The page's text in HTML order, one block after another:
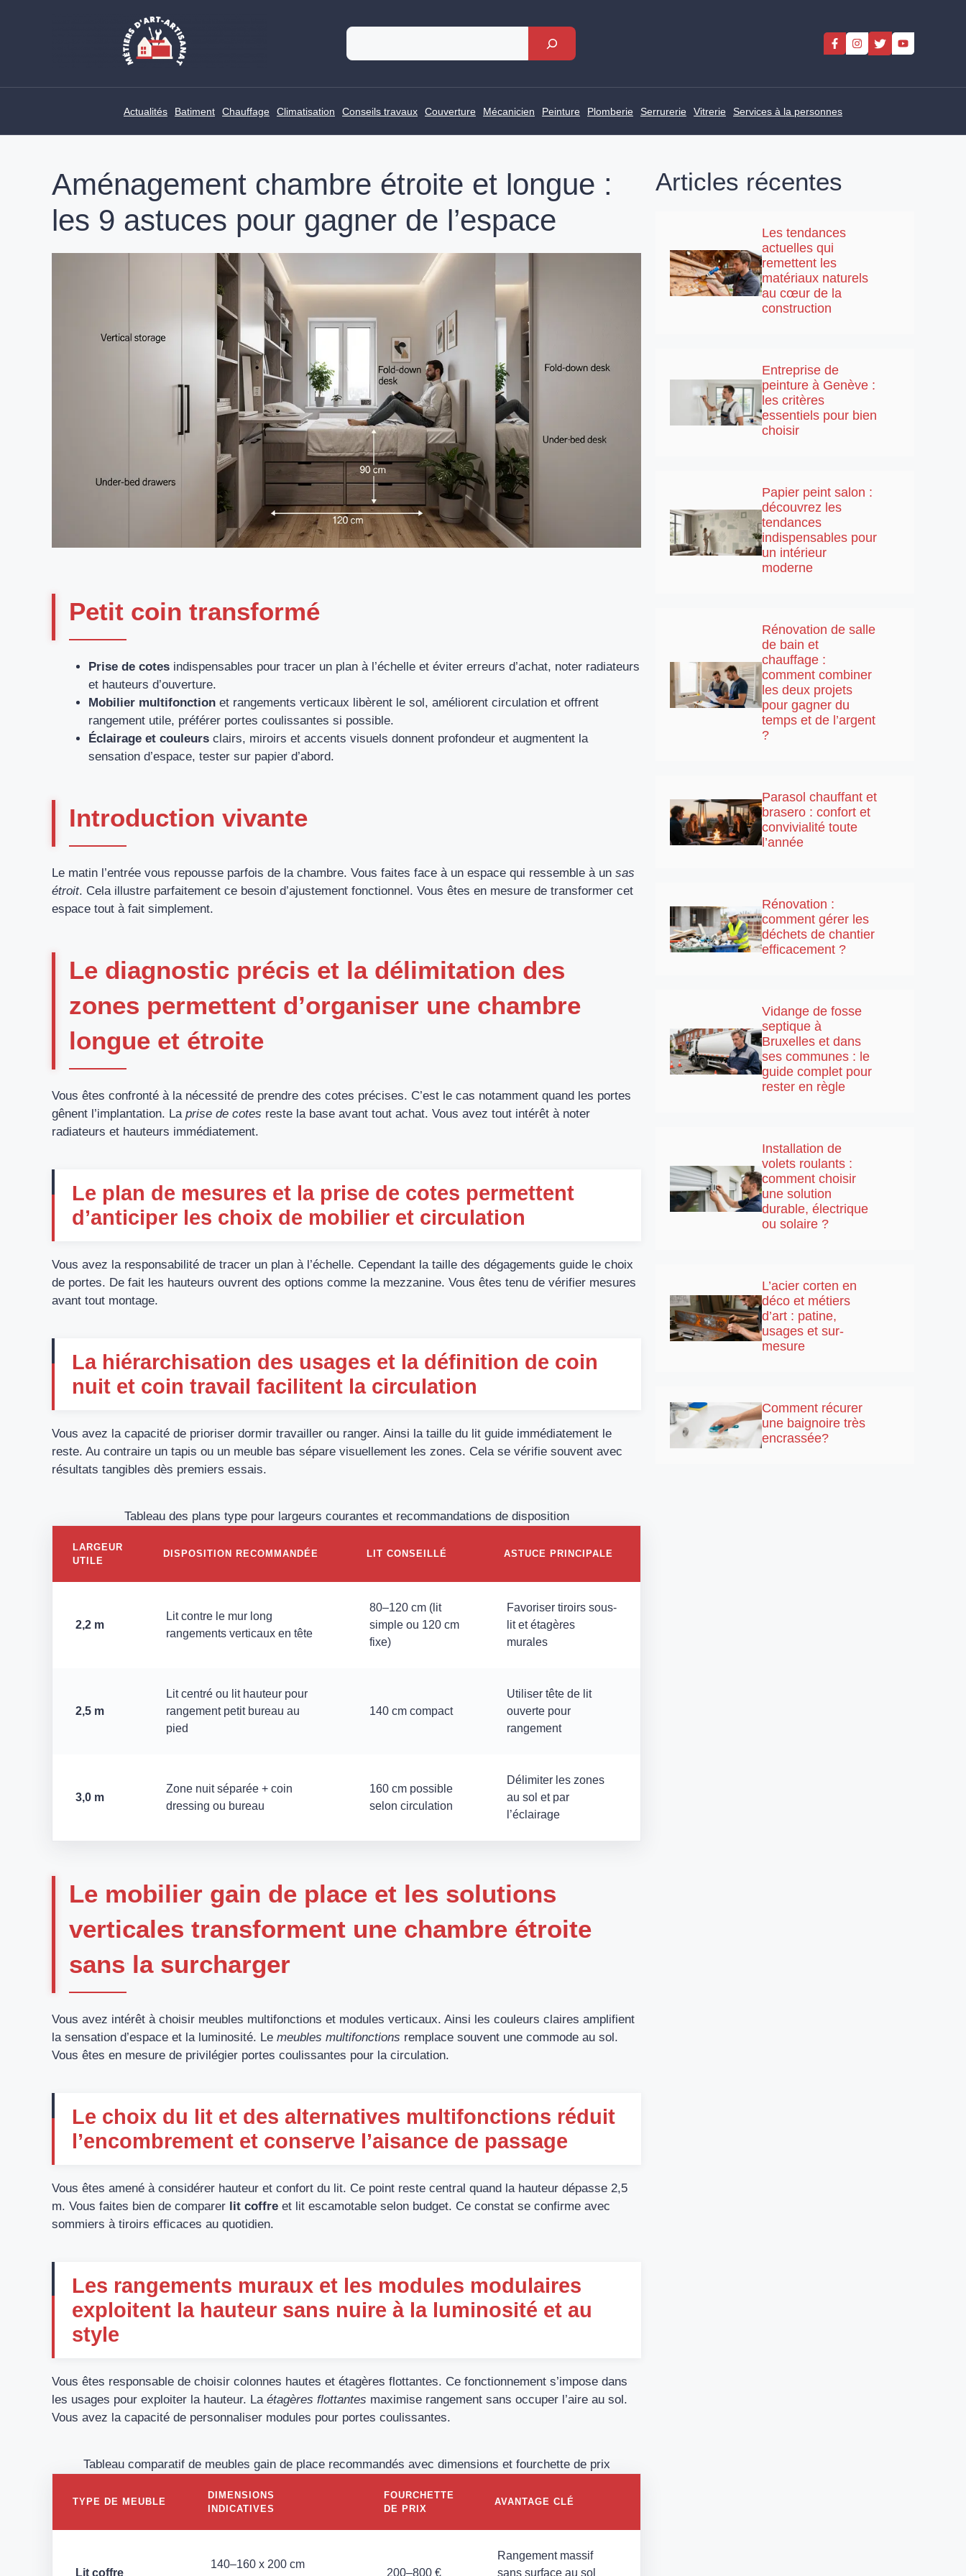
Rechercher
Actualités Batiment Chauffage Climatisation Conseils travaux Couverture Mécanicien Peinture Plomberie Serrurerie Vitrerie Services à la personnes
Aménagement chambre étroite et longue :
les 9 astuces pour gagner de l’espace
Petit coin transformé
Prise de cotes indispensables pour tracer un plan à l’échelle et éviter erreurs d’achat, noter radiateurs
et hauteurs d’ouverture.
Mobilier multifonction et rangements verticaux libèrent le sol, améliorent circulation et offrent
rangement utile, préférer portes coulissantes si possible.
Éclairage et couleurs clairs, miroirs et accents visuels donnent profondeur et augmentent la
sensation d’espace, tester sur papier d’abord.
Introduction vivante
Le matin l’entrée vous repousse parfois de la chambre. Vous faites face à un espace qui ressemble à un sas
étroit. Cela illustre parfaitement ce besoin d’ajustement fonctionnel. Vous êtes en mesure de transformer cet
espace tout à fait simplement.
Le diagnostic précis et la délimitation des
zones permettent d’organiser une chambre
longue et étroite
Vous êtes confronté à la nécessité de prendre des cotes précises. C’est le cas notamment quand les portes
gênent l’implantation. La prise de cotes reste la base avant tout achat. Vous avez tout intérêt à noter
radiateurs et hauteurs immédiatement.
Le plan de mesures et la prise de cotes permettent
d’anticiper les choix de mobilier et circulation
Vous avez la responsabilité de tracer un plan à l’échelle. Cependant la taille des dégagements guide le choix
de portes. De fait les hauteurs ouvrent des options comme la mezzanine. Vous êtes tenu de vérifier mesures
avant tout montage.
La hiérarchisation des usages et la définition de coin
nuit et coin travail facilitent la circulation
Vous avez la capacité de prioriser dormir travailler ou ranger. Ainsi la taille du lit guide immédiatement le
reste. Au contraire un tapis ou un meuble bas sépare visuellement les zones. Cela se vérifie souvent avec
résultats tangibles dès premiers essais.
Tableau des plans type pour largeurs courantes et recommandations de disposition
LARGEUR
UTILE
DISPOSITION RECOMMANDÉE LIT CONSEILLÉ ASTUCE PRINCIPALE
2,2 m
Lit contre le mur long
rangements verticaux en tête
80–120 cm (lit
simple ou 120 cm
fixe)
Favoriser tiroirs sous-
lit et étagères
murales
2,5 m
Lit centré ou lit hauteur pour
rangement petit bureau au
pied
140 cm compact
Utiliser tête de lit
ouverte pour
rangement
3,0 m
Zone nuit séparée + coin
dressing ou bureau
160 cm possible
selon circulation
Délimiter les zones
au sol et par
l’éclairage
Le mobilier gain de place et les solutions
verticales transforment une chambre étroite
sans la surcharger
Vous avez intérêt à choisir meubles multifonctions et modules verticaux. Ainsi les couleurs claires amplifient
la sensation d’espace et la luminosité. Le meubles multifonctions remplace souvent une commode au sol.
Vous êtes en mesure de privilégier portes coulissantes pour la circulation.
Le choix du lit et des alternatives multifonctions réduit
l’encombrement et conserve l’aisance de passage
Vous êtes amené à considérer hauteur et confort du lit. Ce point reste central quand la hauteur dépasse 2,5
m. Vous faites bien de comparer lit coffre et lit escamotable selon budget. Ce constat se confirme avec
sommiers à tiroirs efficaces au quotidien.
Les rangements muraux et les modules modulaires
exploitent la hauteur sans nuire à la luminosité et au
style
Vous êtes responsable de choisir colonnes hautes et étagères flottantes. Ce fonctionnement s’impose dans
les usages pour exploiter la hauteur. La étagères flottantes maximise rangement sans occuper l’aire au sol.
Vous avez la capacité de personnaliser modules pour portes coulissantes.
Tableau comparatif de meubles gain de place recommandés avec dimensions et fourchette de prix
TYPE DE MEUBLE
DIMENSIONS
INDICATIVES
FOURCHETTE
DE PRIX
AVANTAGE CLÉ
Lit coffre
140–160 x 200 cm
200–800 €
Rangement massif
sans surface au sol
Articles récentes
Les tendances
actuelles qui
remettent les
matériaux naturels
au cœur de la
construction
Entreprise de
peinture à Genève :
les critères
essentiels pour bien
choisir
Papier peint salon :
découvrez les
tendances
indispensables pour
un intérieur
moderne
Rénovation de salle
de bain et
chauffage :
comment combiner
les deux projets
pour gagner du
temps et de l’argent
?
Parasol chauffant et
brasero : confort et
convivialité toute
l’année
Rénovation :
comment gérer les
déchets de chantier
efficacement ?
Vidange de fosse
septique à
Bruxelles et dans
ses communes : le
guide complet pour
rester en règle
Installation de
volets roulants :
comment choisir
une solution
durable, électrique
ou solaire ?
L’acier corten en
déco et métiers
d’art : patine,
usages et sur-
mesure
Comment récurer
une baignoire très
encrassée?